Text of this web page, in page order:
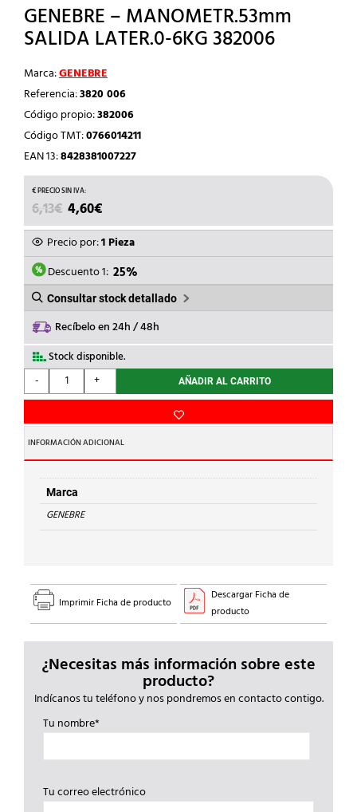
GENEBRE – MANOMETR.53mm
SALIDA LATER.0-6KG 382006
Marca:GENEBRE
Referencia:3820 006
Código propio:382006
Código TMT:0766014211
EAN 13:8428381007227
6,13€ EL
PRECIO
ORIGINAL
ERA:
6,13€.
4,60€
PRECIO
ACTUAL
ES:
4,60€.
Precio por:1 Pieza
Descuento 1: 25%
Consultar stock detallado
Recíbelo en 24h / 48h
Stock disponible.
-
GENEBRE
-
SALIDA
LATER.0-
6KG
382006
cantidad
+ AÑADIR AL CARRITO
INFORMACIÓN ADICIONAL
Marca
GENEBRE
Imprimir Ficha de producto
Descargar Ficha de
producto
¿Necesitas más información sobre este
producto?
Indícanos tu teléfono y nos pondremos en contacto contigo.
Tu nombre*
Tu correo electrónico